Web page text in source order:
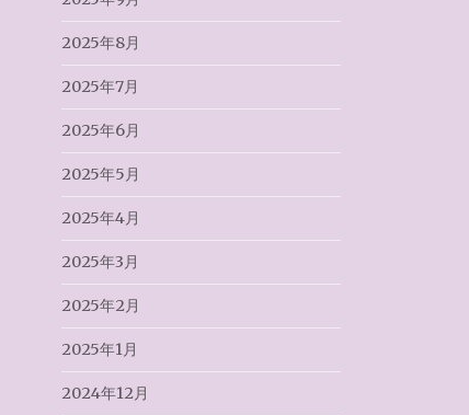
2025年8月
2025年7月
2025年6月
2025年5月
2025年4月
2025年3月
2025年2月
2025年1月
2024年12月